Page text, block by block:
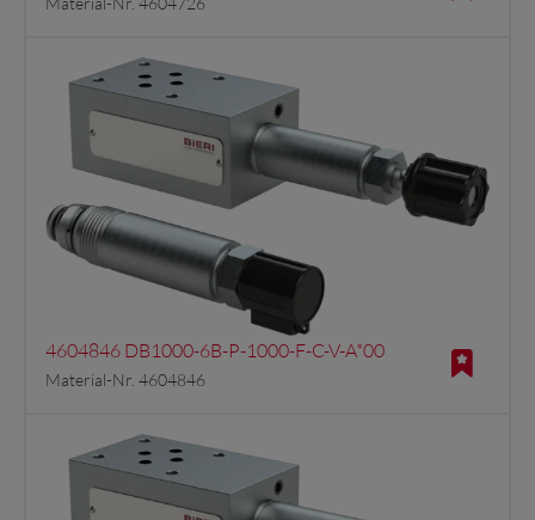
4604846 DB1000-6B-P-1000-F-C-V-A*00
Material-Nr. 4604846